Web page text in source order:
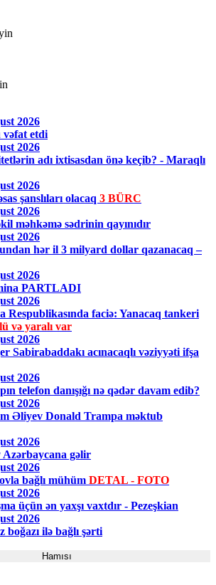
2026
etdi
2026
adı ixtisasdan önə keçib? - Maraqlı
2026
şanslıları olacaq 3 BÜRC
2026
məhkəmə sədrinin qayınıdır
2026
hər il 3 milyard dollar qazanacaq –
2026
PARTLADI
2026
Respublikasında faciə: Yanacaq tankeri
və yaralı var
2026
Sabirabaddakı acınacaqlı vəziyyəti ifşa
2026
telefon danışığı nə qədər davam edib?
2026
Əliyev Donald Trampa məktub
2026
gəlir
2026
bağlı mühüm DETAL - FOTO
2026
üçün ən yaxşı vaxtdır - Pezeşkian
2026
boğazı ilə bağlı şərti
Hamısı